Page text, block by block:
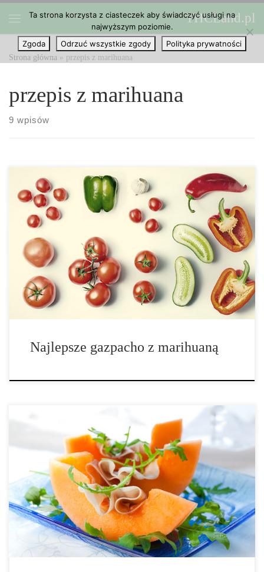
Przejdź do treści THCLand.pl
Strona główna » przepis z marihuana
przepis z marihuana
9 wpisów
Szukasz przepisu na świeżą, fajną i satysfakcjonującą zupę? Mamy
dzisiaj dla ciebie idealny przepis! Gazpacho to hiszpańskie danie
tradycyjnie podawane latem. Robi się go na bazie ogórków,
świeżej papryki, pysznych pomidorów i zazwyczaj podaje się na
zimno. Oprócz tego, że […]
Najlepsze gazpacho z marihuaną
Super prosta, smaczna i bardzo efektowna sałatka z melonem! Jest
to naprawdę ciekawe i zaskakujące doświadczenie smakowe. Czas
przygotowania: 10 minut Ilość porcji: 4 porcje Składniki: 1 melon
kantalupa szynka prosciutto oliwa z oliwek z marihuaną Kiedy jest
sezon na […]
Ta strona korzysta z ciasteczek aby świadczyć usługi na
najwyższym poziomie.
Zgoda
Odrzuć wszystkie zgody Polityka prywatności